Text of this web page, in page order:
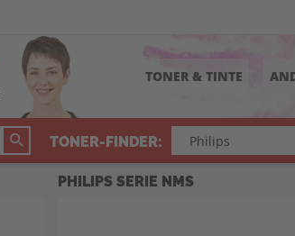
TONER & TINTE
TONER-FINDER:
PHILIPS SERIE NMS